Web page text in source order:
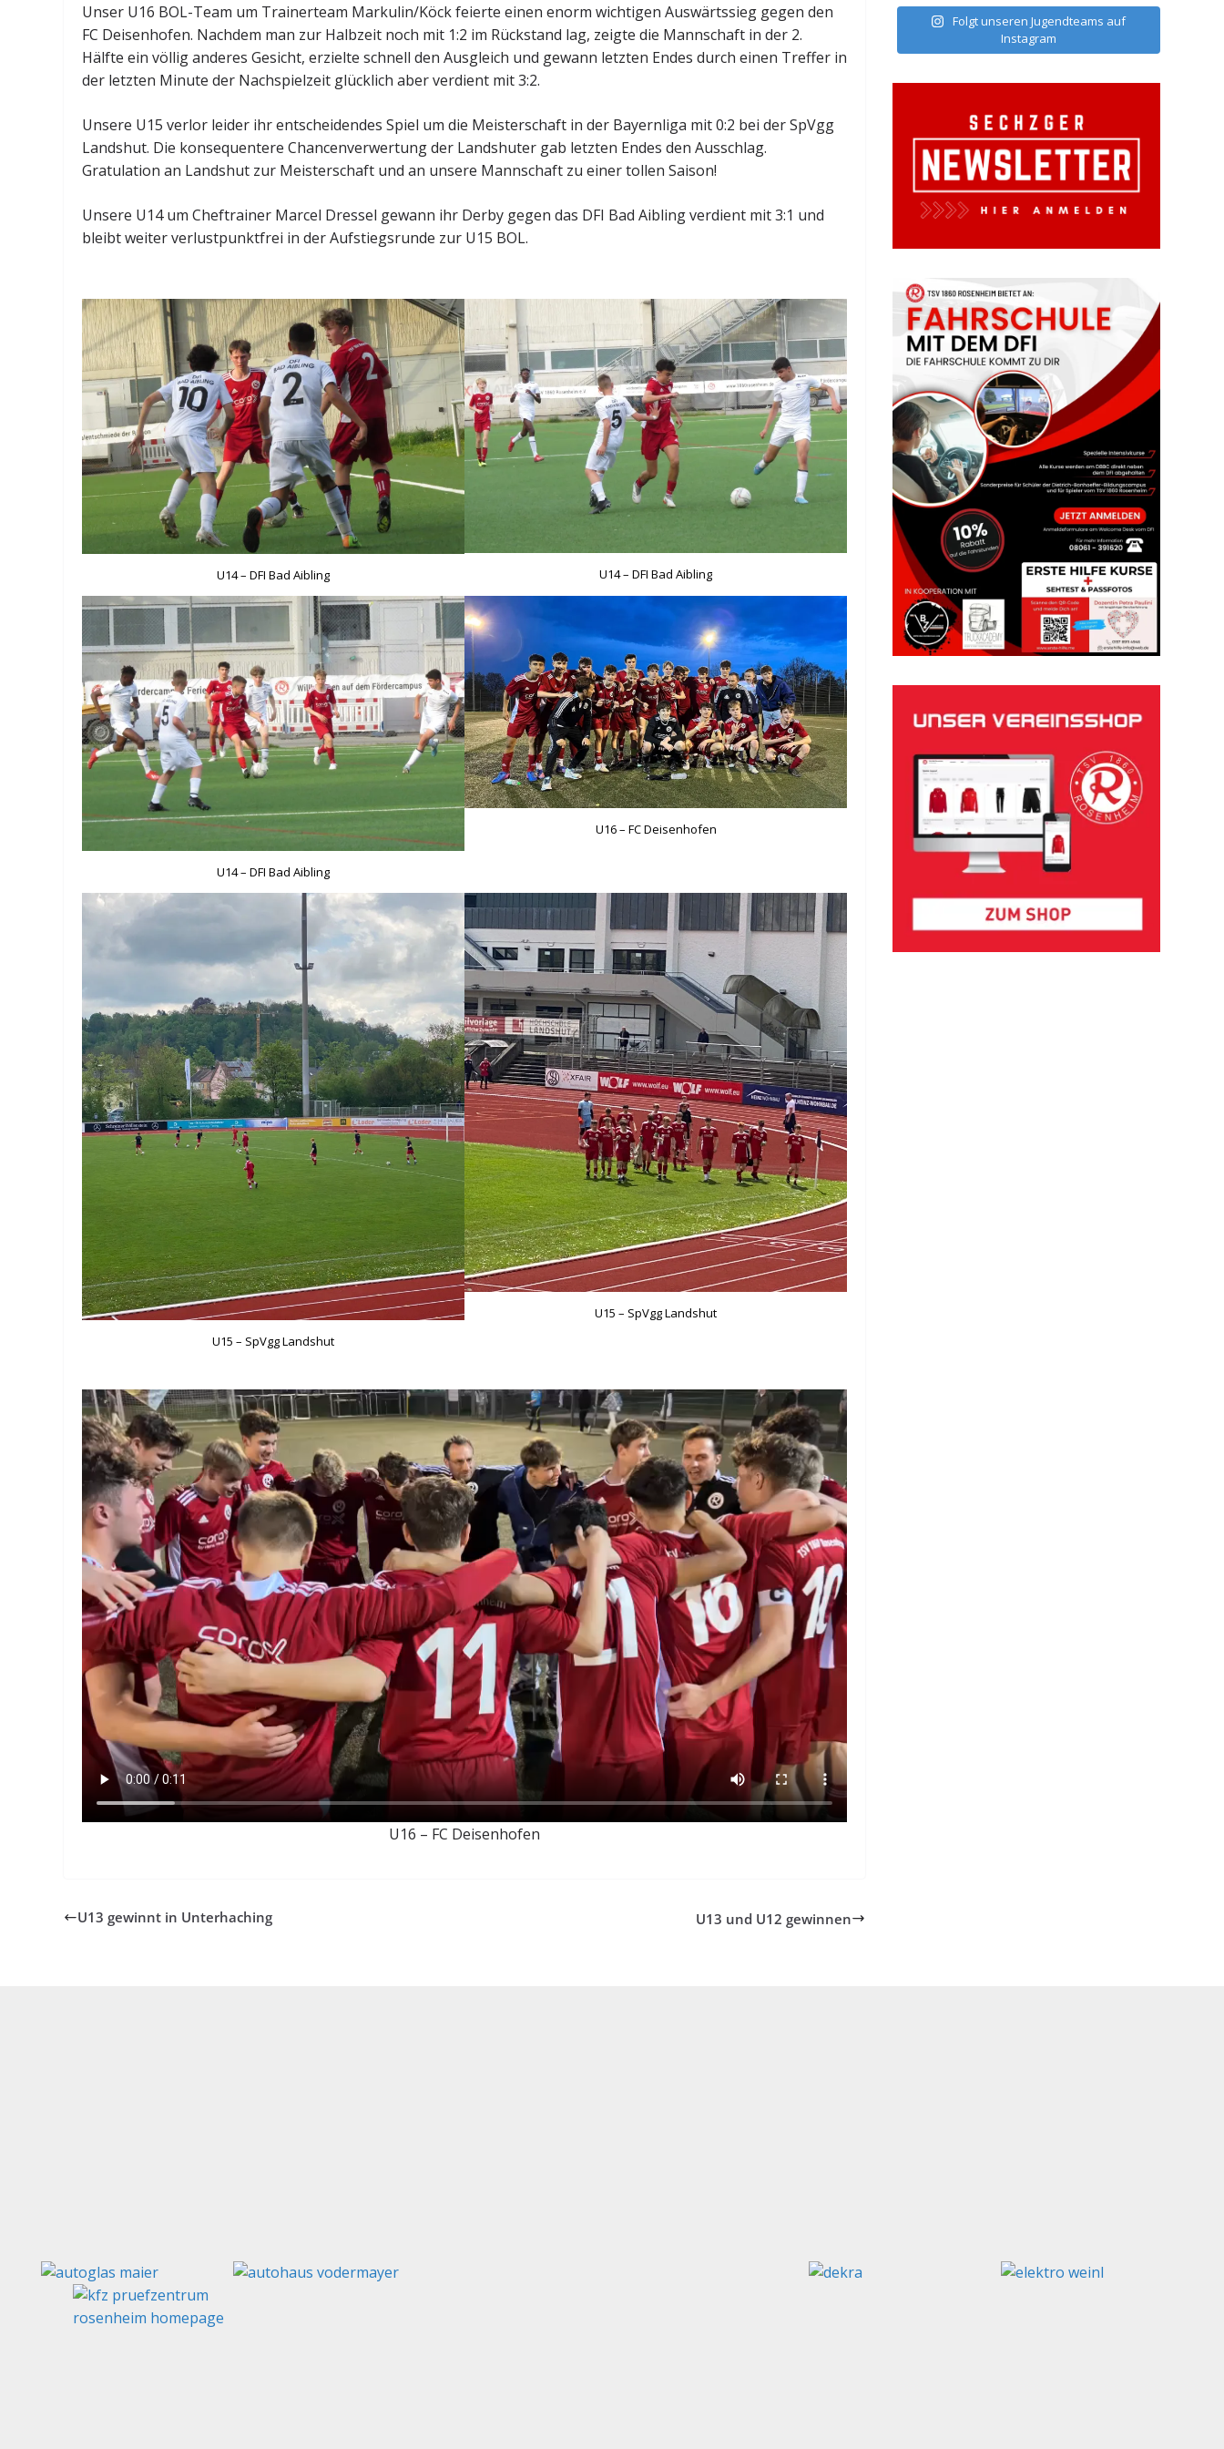
Unser U16 BOL-Team um Trainerteam Markulin/Köck feierte einen enorm wichtigen Auswärtssieg gegen den
FC Deisenhofen. Nachdem man zur Halbzeit noch mit 1:2 im Rückstand lag, zeigte die Mannschaft in der 2.
Hälfte ein völlig anderes Gesicht, erzielte schnell den Ausgleich und gewann letzten Endes durch einen Treffer in
der letzten Minute der Nachspielzeit glücklich aber verdient mit 3:2.
Unsere U15 verlor leider ihr entscheidendes Spiel um die Meisterschaft in der Bayernliga mit 0:2 bei der SpVgg
Landshut. Die konsequentere Chancenverwertung der Landshuter gab letzten Endes den Ausschlag.
Gratulation an Landshut zur Meisterschaft und an unsere Mannschaft zu einer tollen Saison!
Unsere U14 um Cheftrainer Marcel Dressel gewann ihr Derby gegen das DFI Bad Aibling verdient mit 3:1 und
bleibt weiter verlustpunktfrei in der Aufstiegsrunde zur U15 BOL.
U14 – DFI Bad Aibling U14 – DFI Bad Aibling
U14 – DFI Bad Aibling
U16 – FC Deisenhofen
U15 – SpVgg Landshut
U15 – SpVgg Landshut
U16 – FC Deisenhofen
U13 gewinnt in Unterhaching U13 und U12 gewinnen
Folgt unseren Jugendteams auf
Instagram